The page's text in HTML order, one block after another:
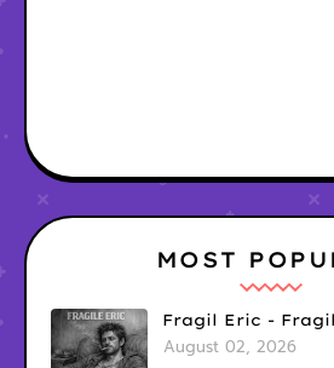
MOST
Fragil Eric -
August 02, 2026